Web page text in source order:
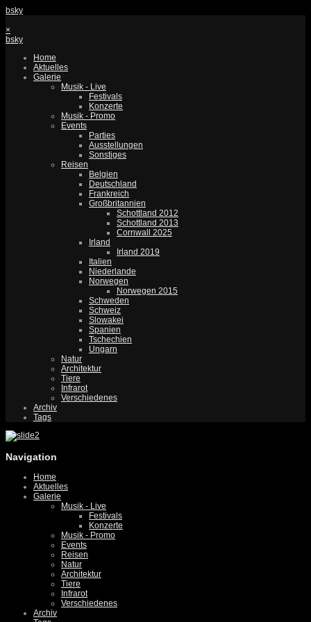
bsky
×
bsky
Home
Aktuelles
Galerie
Musik - Live
Festivals
Konzerte
Musik - Promo
Events
Parties
Ausstellungen
Sonstiges
Reisen
Belgien
Deutschland
Frankreich
Großbritannien
Schottland 2012
Schottland 2013
Cornwall 2025
Irland
Irland 2019
Italien
Niederlande
Norwegen
Norwegen 2015
Schweden
Schweiz
Slowakei
Spanien
Tschechien
Ungarn
Natur
Architektur
Tiere
Infrarot
Verschiedenes
Archiv
Tags
Navigation
Home
Aktuelles
Galerie
Musik - Live
Festivals
Konzerte
Musik - Promo
Events
Reisen
Natur
Architektur
Tiere
Infrarot
Verschiedenes
Archiv